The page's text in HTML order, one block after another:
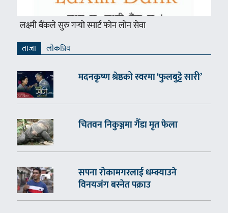
लक्ष्मी बैंकले सुरु गर्‍यो स्मार्ट फोन लोन सेवा
ताजा लाेकप्रिय
मदनकृष्ण श्रेष्ठको स्वरमा ‘फुलबुट्टे सारी’
चितवन निकुञ्जमा गैँडा मृत फेला
सपना रोकामगरलाई धम्क्याउने
विनयजंग बस्नेत पक्राउ